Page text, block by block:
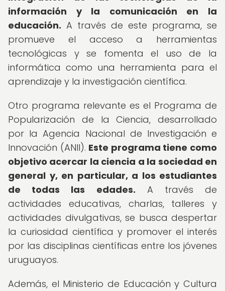
información y la comunicación en la
educación. A través de este programa, se
promueve el acceso a herramientas
tecnológicas y se fomenta el uso de la
informática como una herramienta para el
aprendizaje y la investigación científica.
Otro programa relevante es el Programa de
Popularización de la Ciencia, desarrollado
por la Agencia Nacional de Investigación e
Innovación (ANII). Este programa tiene como
objetivo acercar la ciencia a la sociedad en
general y, en particular, a los estudiantes
de todas las edades. A través de
actividades educativas, charlas, talleres y
actividades divulgativas, se busca despertar
la curiosidad científica y promover el interés
por las disciplinas científicas entre los jóvenes
uruguayos.
Además, el Ministerio de Educación y Cultura